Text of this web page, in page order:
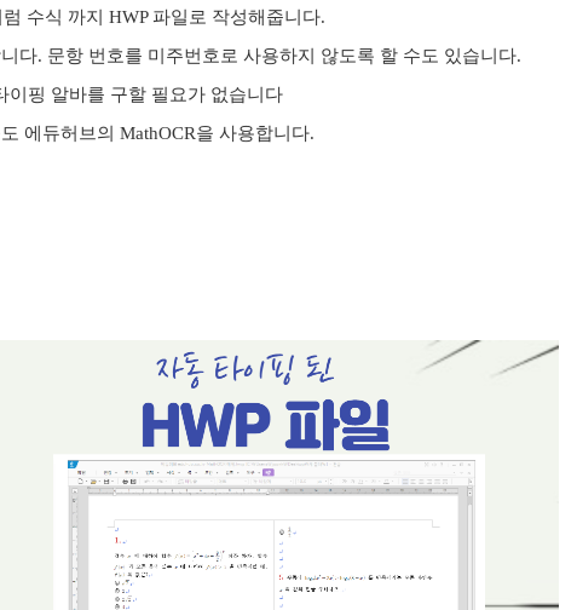
수식 까지 HWP 파일로 작성해줍니다.
다. 문항 번호를 미주번호로 사용하지 않도록 할 수도 있습니다.
이핑 알바를 구할 필요가 없습니다
에듀허브의 MathOCR을 사용합니다.